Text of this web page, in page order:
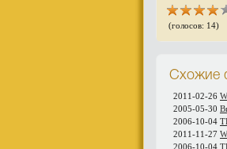
(голосов: 14)
Схожие
2011-02-26
2005-05-30
2006-10-04
2011-11-27
2006-10-04